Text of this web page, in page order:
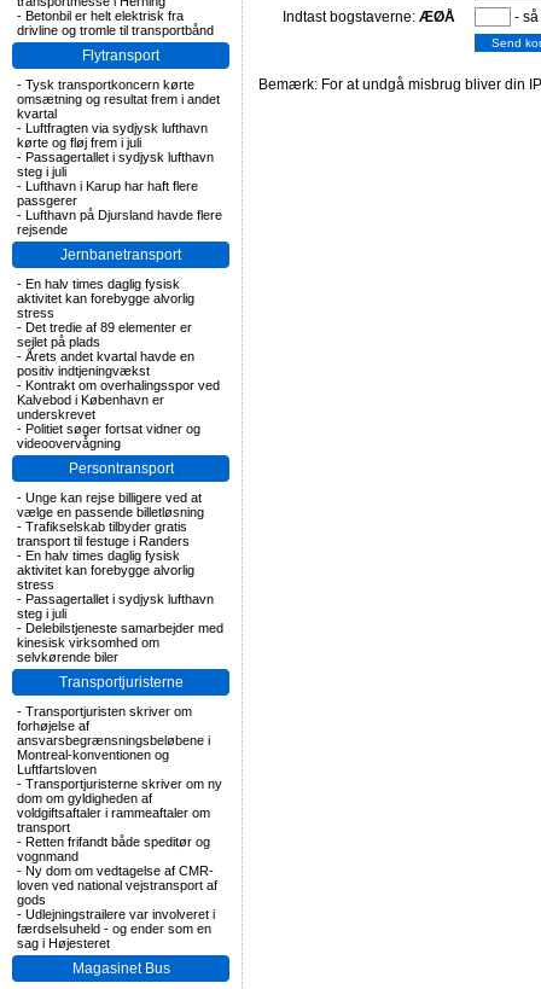
- Betonbil er helt elektrisk fra
drivline og tromle til transportbånd
Flytransport
- Tysk transportkoncern kørte
omsætning og resultat frem i andet
kvartal
- Luftfragten via sydjysk lufthavn
kørte og fløj frem i juli
- Passagertallet i sydjysk lufthavn
steg i juli
- Lufthavn i Karup har haft flere
passgerer
- Lufthavn på Djursland havde flere
rejsende
Jernbanetransport
- En halv times daglig fysisk
aktivitet kan forebygge alvorlig
stress
- Det tredie af 89 elementer er
sejlet på plads
- Årets andet kvartal havde en
positiv indtjeningvækst
- Kontrakt om overhalingsspor ved
Kalvebod i København er
underskrevet
- Politiet søger fortsat vidner og
videoovervågning
Persontransport
- Unge kan rejse billigere ved at
vælge en passende billetløsning
- Trafikselskab tilbyder gratis
transport til festuge i Randers
- En halv times daglig fysisk
aktivitet kan forebygge alvorlig
stress
- Passagertallet i sydjysk lufthavn
steg i juli
- Delebilstjeneste samarbejder med
kinesisk virksomhed om
selvkørende biler
Transportjuristerne
- Transportjuristen skriver om
forhøjelse af
ansvarsbegrænsningsbeløbene i
Montreal-konventionen og
Luftfartsloven
- Transportjuristerne skriver om ny
dom om gyldigheden af
voldgiftsaftaler i rammeaftaler om
transport
- Retten frifandt både speditør og
vognmand
- Ny dom om vedtagelse af CMR-
loven ved national vejstransport af
gods
- Udlejningstrailere var involveret i
færdselsuheld - og ender som en
sag i Højesteret
Magasinet Bus
Indtast bogstaverne: ÆØÅ -
Bemærk: For at undgå misbrug bliver din